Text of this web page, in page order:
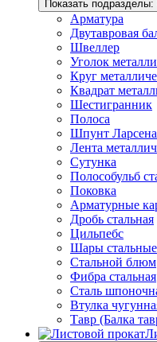
Показать подразделы:
Арматура
Двутавровая
Швеллер
Уголок
Круг
Квадрат
Шестигранник
Полоса
Шпунт Ларсена
Лента
Сутунка
Полособульб
Поковка
Арматурные
Дробь стальная
Цильпебс
Шары
Стальной блюм
Фибра стальная
Сталь
Втулка
Тавр (Балка